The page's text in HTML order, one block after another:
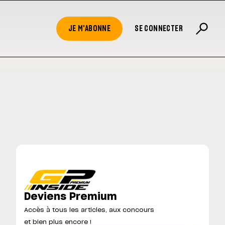
JE M'ABONNE SE CONNECTER
Deviens Premium
Accès à tous les articles, aux concours
et bien plus encore !